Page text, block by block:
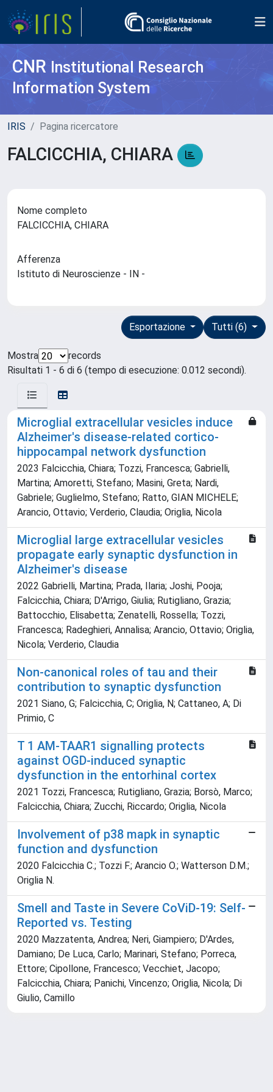
CNR Institutional Research
Information System
IRIS Pagina ricercatore
FALCICCHIA, CHIARA
Nome completo
FALCICCHIA, CHIARA
Afferenza
Istituto di Neuroscienze - IN -
Tutti (6)
Esportazione
Mostra
records
Risultati 1 - 6 di 6 (tempo di esecuzione: 0.012 secondi).
Microglial extracellular vesicles induce
Alzheimer's disease-related cortico-
hippocampal network dysfunction
2023 Falcicchia, Chiara; Tozzi, Francesca; Gabrielli,
Martina; Amoretti, Stefano; Masini, Greta; Nardi,
Gabriele; Guglielmo, Stefano; Ratto, GIAN MICHELE;
Arancio, Ottavio; Verderio, Claudia; Origlia, Nicola
Microglial large extracellular vesicles
propagate early synaptic dysfunction in
Alzheimer's disease
2022 Gabrielli, Martina; Prada, Ilaria; Joshi, Pooja;
Falcicchia, Chiara; D'Arrigo, Giulia; Rutigliano, Grazia;
Battocchio, Elisabetta; Zenatelli, Rossella; Tozzi,
Francesca; Radeghieri, Annalisa; Arancio, Ottavio; Origlia,
Nicola; Verderio, Claudia
Non-canonical roles of tau and their
contribution to synaptic dysfunction
2021 Siano, G; Falcicchia, C; Origlia, N; Cattaneo, A; Di
Primio, C
T 1 AM-TAAR1 signalling protects
against OGD-induced synaptic
dysfunction in the entorhinal cortex
2021 Tozzi, Francesca; Rutigliano, Grazia; Borsò, Marco;
Falcicchia, Chiara; Zucchi, Riccardo; Origlia, Nicola
Involvement of p38 mapk in synaptic
function and dysfunction
2020 Falcicchia C.; Tozzi F.; Arancio O.; Watterson D.M.;
Origlia N.
Smell and Taste in Severe CoViD-19: Self-
Reported vs. Testing
2020 Mazzatenta, Andrea; Neri, Giampiero; D'Ardes,
Damiano; De Luca, Carlo; Marinari, Stefano; Porreca,
Ettore; Cipollone, Francesco; Vecchiet, Jacopo;
Falcicchia, Chiara; Panichi, Vincenzo; Origlia, Nicola; Di
Giulio, Camillo